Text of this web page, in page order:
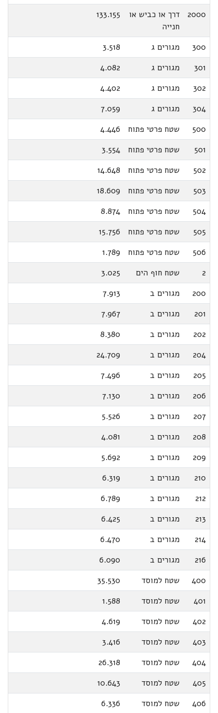
2000
דרך או כביש או
חנייה
133.155
300 מגורים ג
3.518
301
מגורים ג
4.082
302
מגורים ג
4.402
304
מגורים ג
7.059
500
שטח פרטי פתוח
4.446
501
שטח פרטי פתוח
3.554
502
שטח פרטי פתוח
14.648
503
שטח פרטי פתוח
18.609
504
שטח פרטי פתוח
8.874
505
שטח פרטי פתוח
15.756
506
שטח פרטי פתוח
1.789
2
שטח חוף הים
3.025
200
מגורים ב
7.913
201
מגורים ב
7.967
202
מגורים ב
8.380
204
מגורים ב
24.709
205
מגורים ב
7.496
206
מגורים ב
7.130
207
מגורים ב
5.526
208
מגורים ב
4.081
209
מגורים ב
5.692
210
מגורים ב
6.319
212
מגורים ב
6.789
213
מגורים ב
6.425
214
מגורים ב
6.470
216
מגורים ב
6.090
400
שטח למוסד
35.530
401
שטח למוסד
1.588
402
שטח למוסד
4.619
403
שטח למוסד
3.416
404
שטח למוסד
26.318
405
שטח למוסד
10.643
406
שטח למוסד 6.336